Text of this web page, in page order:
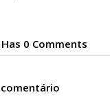
0 Comments